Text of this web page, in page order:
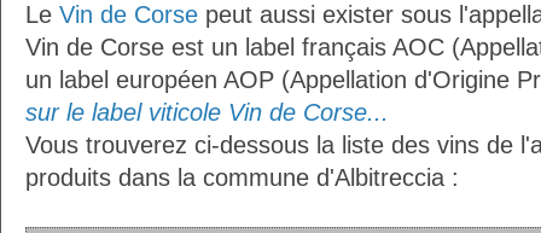
Le Vin de Corse peut aussi exister sous
Vin de Corse est un label français AOC
un label européen AOP (Appellation d'Origine
sur le label viticole Vin de Corse...
Vous trouverez ci-dessous la liste des vins de
produits dans la commune d'Albitreccia :